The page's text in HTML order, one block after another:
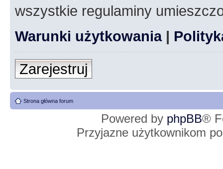
wszystkie regulaminy
Warunki użytkowania|
Zarejestruj
Strona główna forum
Powered by phpBB®
Przyjazne użytkownikom